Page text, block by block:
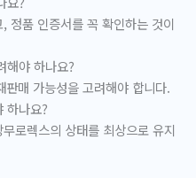
정품 인증서를 꼭 확인하는 것이
해야 하나요?
매 가능성을 고려해야 합니다.
하나요?
로렉스의 상태를 최상으로 유지